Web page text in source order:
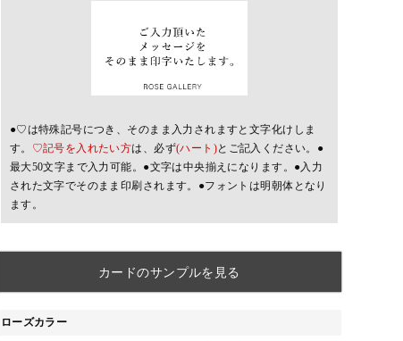
●♡は特殊記号につき、そのまま入力されますと文字化けしま
す。
♡記号を入れたい方は、必ず(ハート)とご記入ください。●
最大50文字まで入力可能。●文字は中央揃えになります。●入力
された文字でそのまま印刷されます。●フォントは明朝体となり
ます。
カードのサンプルを見る
ローズカラー